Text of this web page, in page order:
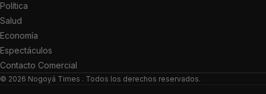
Política
Salud
Economía
Espectáculos
Contacto Comercial
© 2026 Nogoyá Times . Todos los derechos reservados.